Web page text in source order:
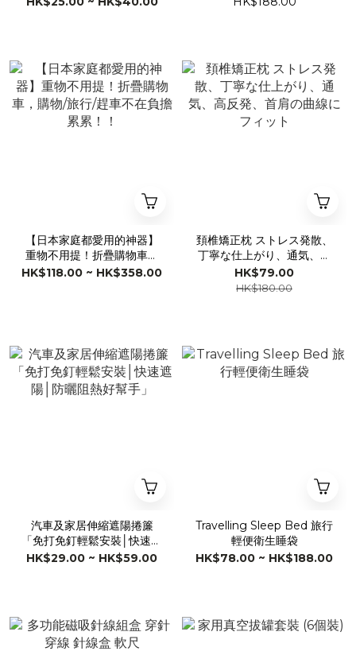
【日本家庭都愛用的神器】
重物不用提！折疊購物車，
購物/旅行/趕車不在負擔累
HK$118.00 ~ HK$358.00
頚椎矯正枕 ストレス発散、
丁寧な仕上がり、通気、高
反発、首肩の曲線にフィッ
ト
HK$79.00
HK$180.00
汽車及家居伸縮遮陽捲簾
「免打免釘輕鬆安裝│快速遮
陽│防曬阻熱好幫手」
HK$29.00 ~ HK$59.00
Travelling Sleep Bed 旅行
輕便衛生睡袋
HK$78.00 ~ HK$188.00